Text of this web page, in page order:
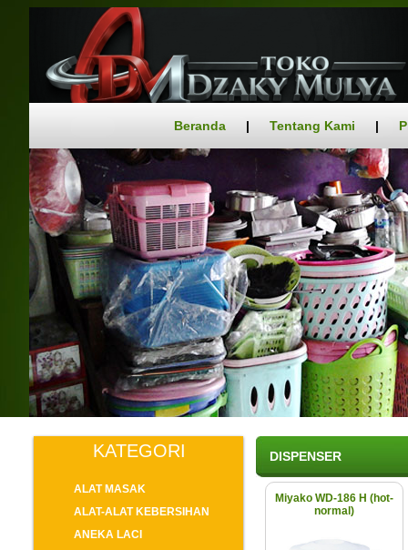
Beranda | Tentang Kami |
KATEGORI
ALAT MASAK
ALAT-ALAT KEBERSIHAN
ANEKA LACI
DISPENSER
Miyako WD-186 H (hot-
normal)